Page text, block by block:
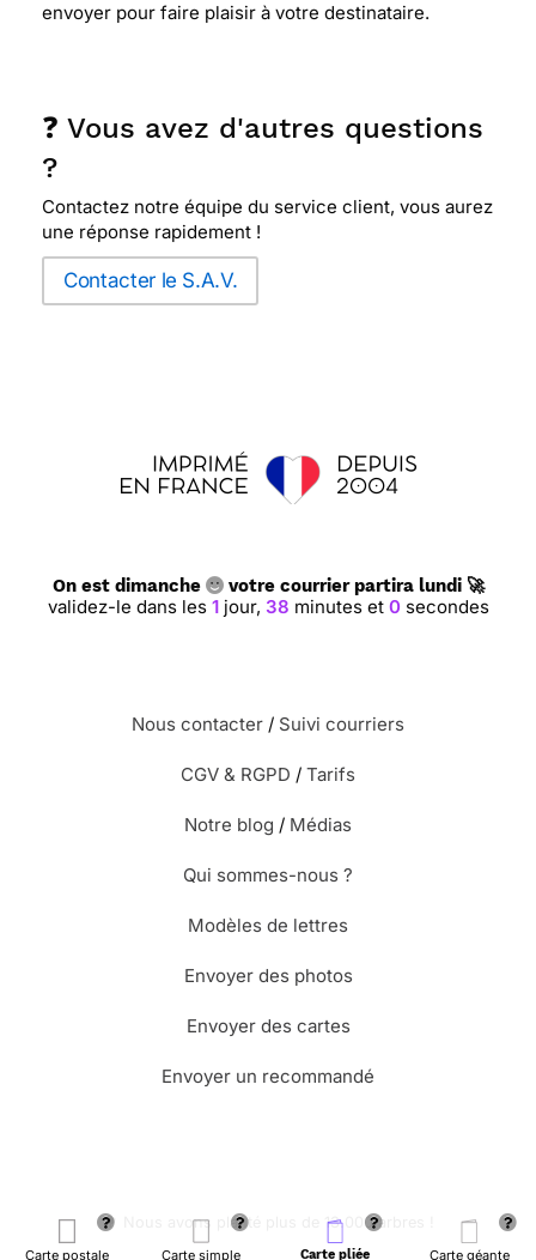
Carte postale Carte simple Carte pliée Carte géante
envoyer pour faire plaisir à votre destinataire.
❓ Vous avez d'autres questions
?
Contactez notre équipe du service client, vous aurez
une réponse rapidement !
Contacter le S.A.V.
On est dimanche votre courrier partira lundi 🚀
validez-le dans les1jour, 37minutes et59 secondes
Nous contacter / Suivi courriers
CGV & RGPD / Tarifs
Notre blog / Médias
Qui sommes-nous ?
Modèles de lettres
Envoyer des photos
Envoyer des cartes
Envoyer un recommandé
🌳 Nous avons planté plus de 13.000 arbres !